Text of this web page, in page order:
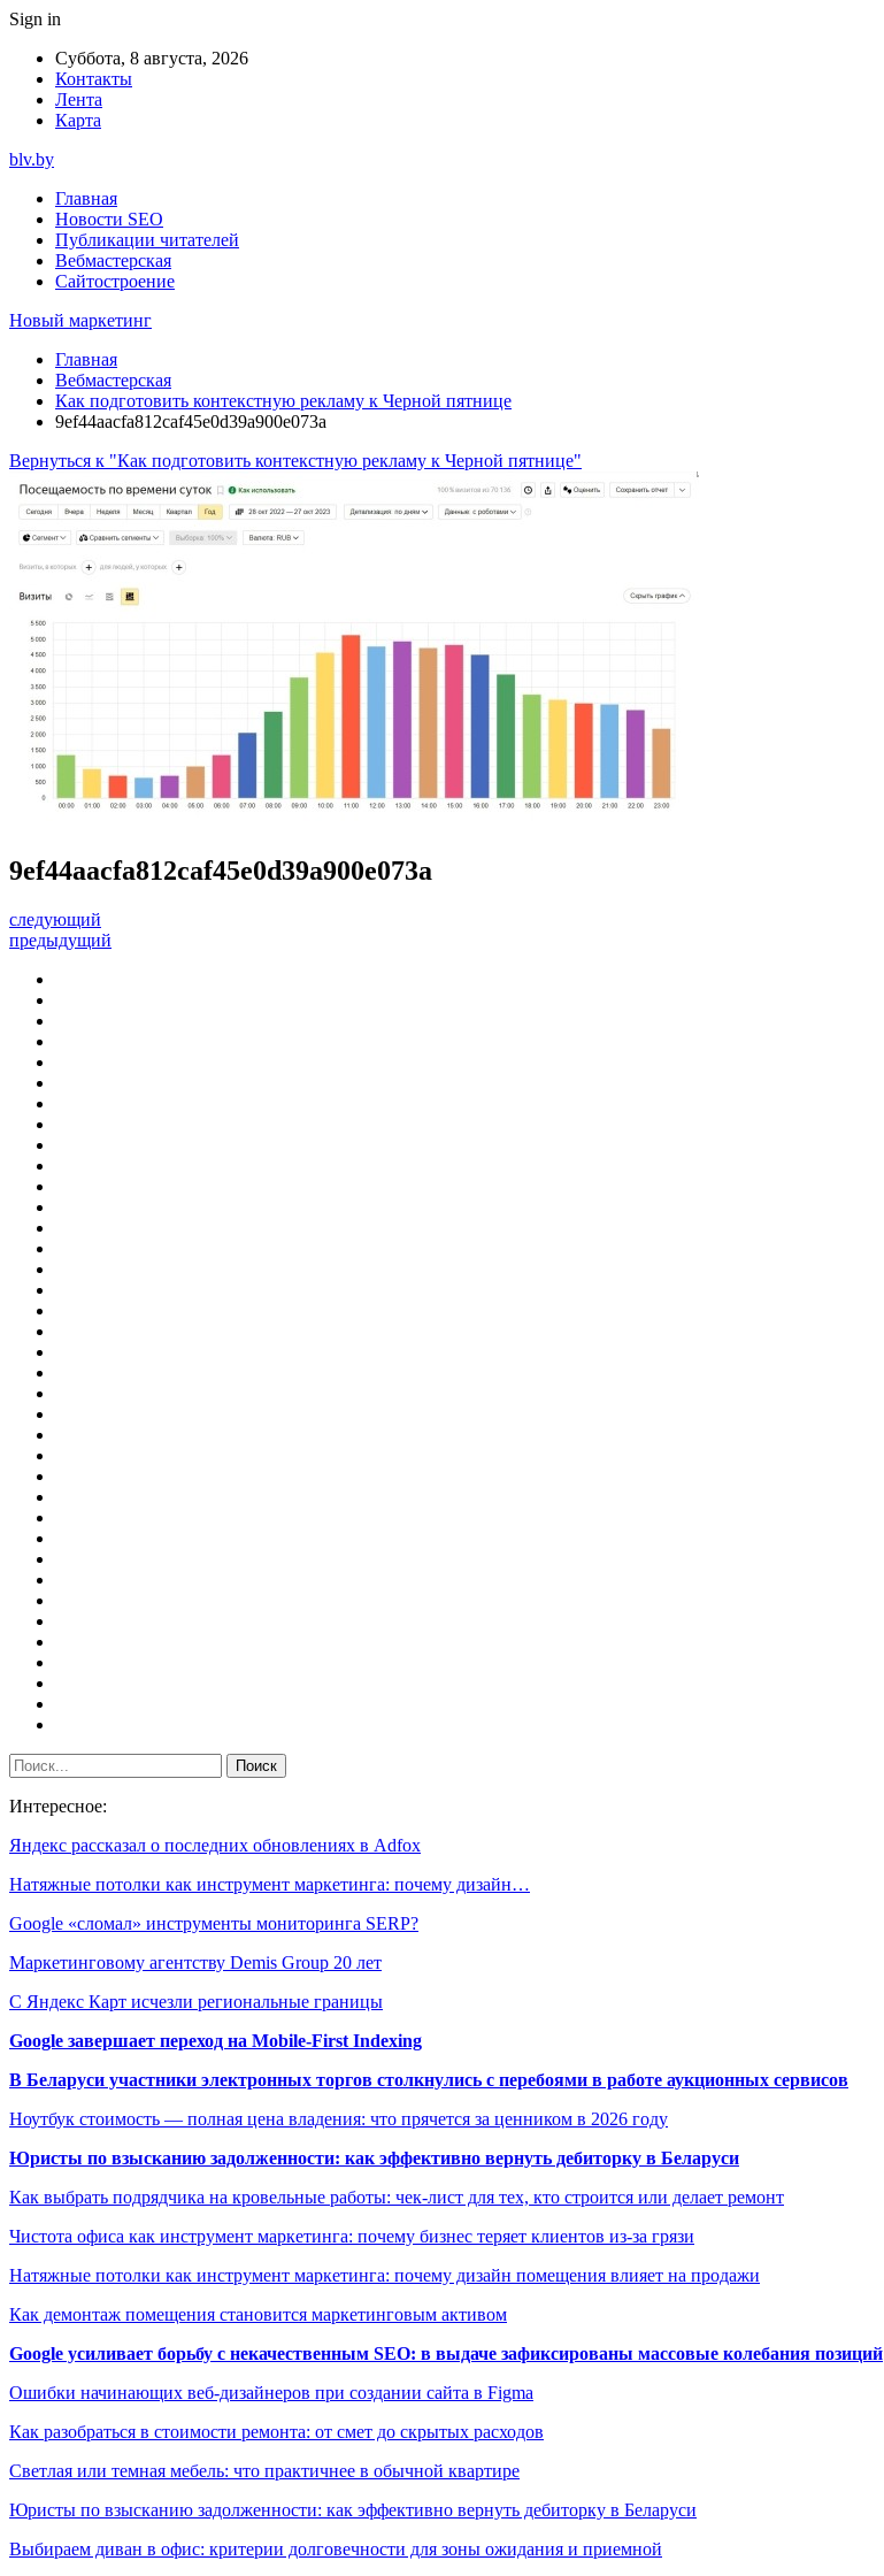
Sign in
Суббота, 8 августа, 2026
Контакты
Лента
Карта
blv.by
Главная
Новости SEO
Публикации читателей
Вебмастерская
Сайтостроение
Новый маркетинг
Главная
Вебмастерская
Как подготовить контекстную рекламу к Черной пятнице
9ef44aacfa812caf45e0d39a900e073a
Вернуться к "Как подготовить контекстную рекламу к Черной пятнице"
9ef44aacfa812caf45e0d39a900e073a
следующий
предыдущий
Интересное:
Яндекс рассказал о последних обновлениях в Adfox
Натяжные потолки как инструмент маркетинга: почему дизайн…
Google «сломал» инструменты мониторинга SERP?
Маркетинговому агентству Demis Group 20 лет
С Яндекс Карт исчезли региональные границы
Google завершает переход на Mobile-First Indexing
В Беларуси участники электронных торгов столкнулись с перебоями в работе аукционных сервисов
Ноутбук стоимость — полная цена владения: что прячется за ценником в 2026 году
Юристы по взысканию задолженности: как эффективно вернуть дебиторку в Беларуси
Как выбрать подрядчика на кровельные работы: чек-лист для тех, кто строится или делает ремонт
Чистота офиса как инструмент маркетинга: почему бизнес теряет клиентов из-за грязи
Натяжные потолки как инструмент маркетинга: почему дизайн помещения влияет на продажи
Как демонтаж помещения становится маркетинговым активом
Google усиливает борьбу с некачественным SEO: в выдаче зафиксированы массовые колебания позиций
Ошибки начинающих веб-дизайнеров при создании сайта в Figma
Как разобраться в стоимости ремонта: от смет до скрытых расходов
Светлая или темная мебель: что практичнее в обычной квартире
Юристы по взысканию задолженности: как эффективно вернуть дебиторку в Беларуси
Выбираем диван в офис: критерии долговечности для зоны ожидания и приемной